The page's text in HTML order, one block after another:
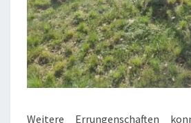
Weitere Errungenschaften